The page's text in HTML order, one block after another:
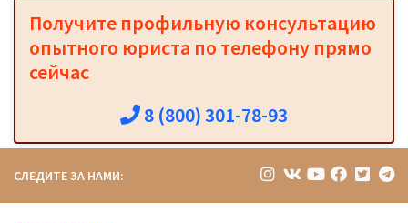
Получите профильную консультацию
опытного юриста по телефону прямо
сейчас
8 (800) 301-78-93
СЛЕДИТЕ ЗА НАМИ: